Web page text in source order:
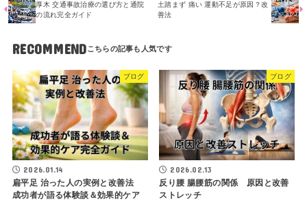
厚木 交通事故治療の選び方と通院
の流れ完全ガイド
土踏まず 痛い 運動不足が原因？改
善法
RECOMMEND
ブログ
2026.01.14
扁平足 治った人の実例と改善法
成功者が語る体験談＆効果的ケア
ブログ
2026.02.13
反り腰 腸腰筋の関係 原因と改善
ストレッチ